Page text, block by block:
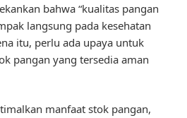
bahwa “kualitas pangan
langsung pada kesehatan
itu, perlu ada upaya untuk
pangan yang tersedia aman
manfaat stok pangan,